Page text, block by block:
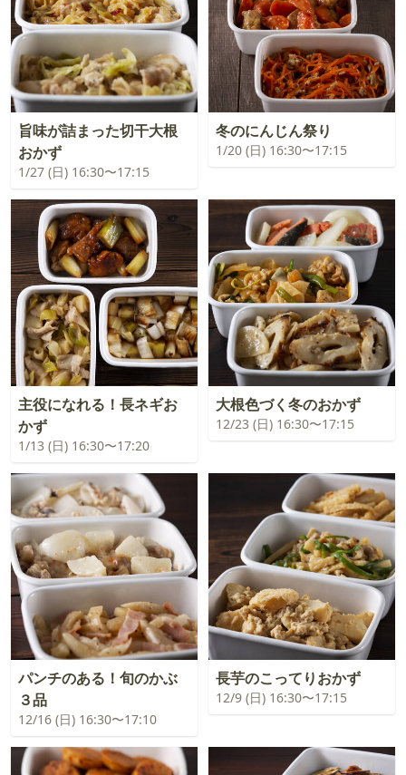
旨味が詰まった切干大根
おかず
1/27 (日) 16:30〜17:15
冬のにんじん祭り
1/20 (日) 16:30〜17:15
主役になれる！長ネギお
かず
1/13 (日) 16:30〜17:20
大根色づく冬のおかず
12/23 (日) 16:30〜17:15
パンチのある！旬のかぶ
３品
12/16 (日) 16:30〜17:10
長芋のこってりおかず
12/9 (日) 16:30〜17:15